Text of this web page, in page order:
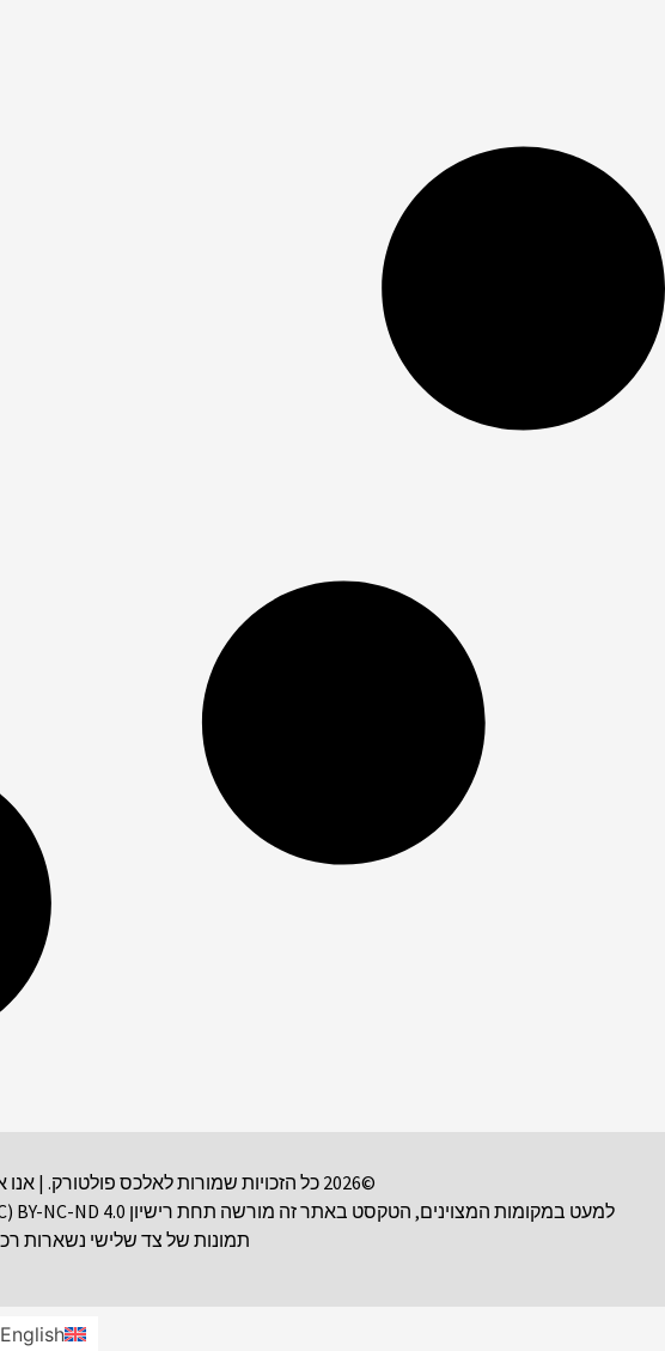
©2026 כל הזכויות שמורות לאלכס פולטורק. | אנו ארגון רשום 501(c)(3). אנא שקלו לתמוך בעבודתנו. ניתן לשלוח תרומה מוכרת למס
תמונות של צד שלישי נשארות
English